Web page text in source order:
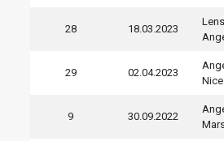
28 18.03.2023
Lens
29 02.04.2023
Nice
9 30.09.2022